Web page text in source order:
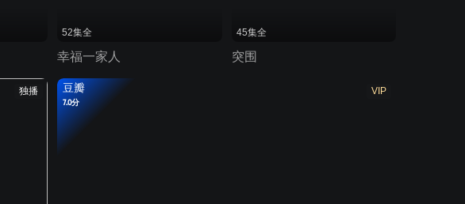
52集全
幸福一家人
45集全
突围
独播 豆瓣
7.0分
VIP